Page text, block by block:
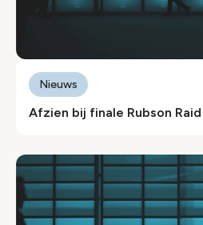
Afzien bij finale Rubson
Nieuws